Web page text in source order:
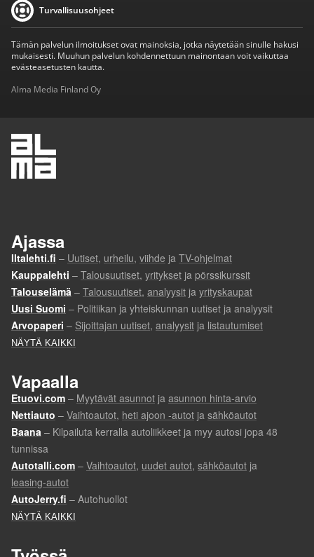
Turvallisuusohjeet
Tämän palvelun ilmoitukset ovat mainoksia, jotka näytetään sinulle hakusi
mukaisesti. Muuhun palvelun kohdennettuun mainontaan voit vaikuttaa
evästeasetusten kautta.
Alma Media Finland Oy